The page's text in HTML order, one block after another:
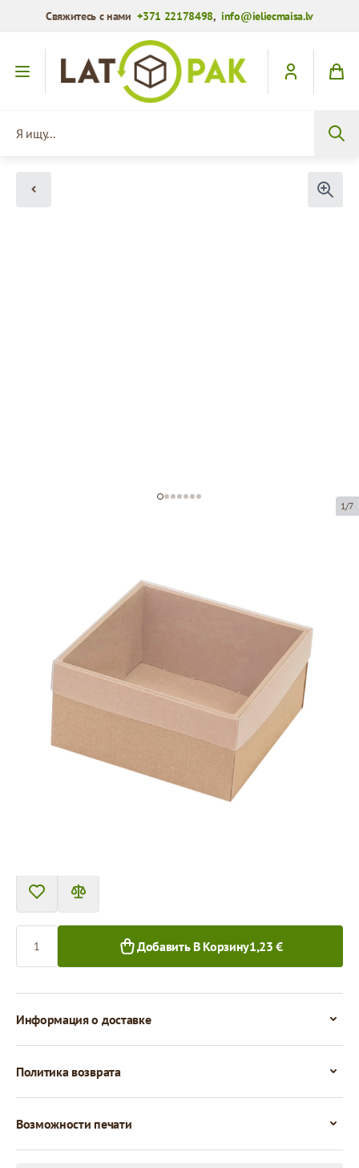
Свяжитесь с нами+371 22178498,info@ieliecmaisa.lv
Перейти к содержимому
1/7
KL41
180 x 180 x 70 mm
Материал:коричневая микрогофра
Толщина:1.5 mm
Товар нельзя получить в пункте выдачи.
Добавить В Корзину1,23 €
Информация о доставке
Политика возврата
Возможности печати